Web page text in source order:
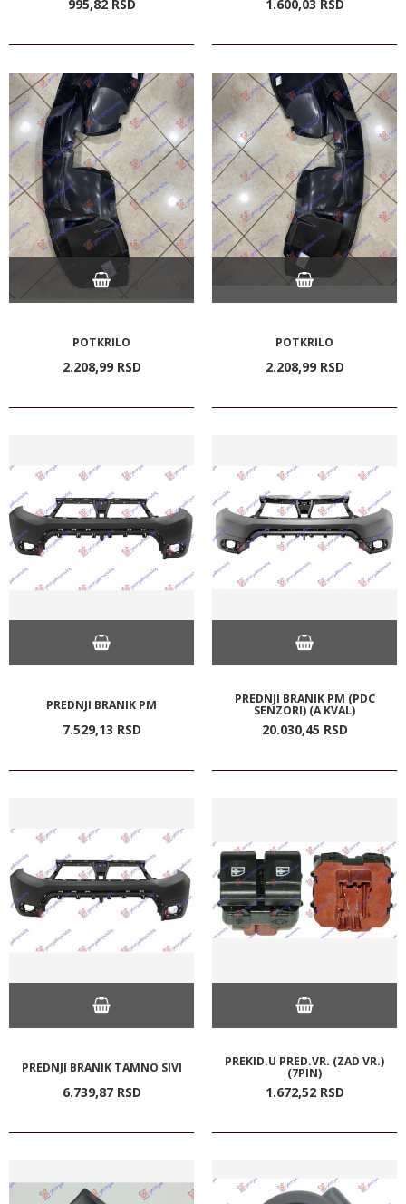
995,82 RSD 1.600,03 RSD
POTKRILO
2.208,99 RSD
POTKRILO
2.208,99 RSD
PREDNJI BRANIK PM
7.529,13 RSD
PREDNJI BRANIK PM (PDC
SENZORI) (A KVAL)
20.030,45 RSD
PREDNJI BRANIK TAMNO SIVI
6.739,87 RSD
PREKID.U PRED.VR. (ZAD VR.)
(7PIN)
1.672,52 RSD